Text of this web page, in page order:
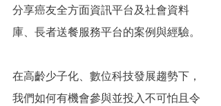
分享癌友全方面資訊平台及社會資料
庫、長者送餐服務平台的案例與經驗。
在高齡少子化、數位科技發展趨勢下，
我們如何有機會參與並投入不可怕且令